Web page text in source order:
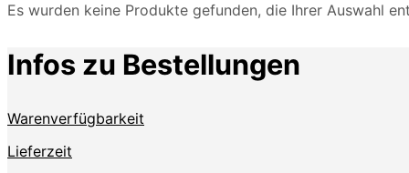
Es wurden keine Produkte gefunden, die Ihrer Auswahl
Infos zu Bestellungen
Warenverfügbarkeit
Lieferzeit